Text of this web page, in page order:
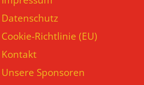
Datenschutz
Cookie-Richtlinie (EU)
Kontakt
Unsere Sponsoren